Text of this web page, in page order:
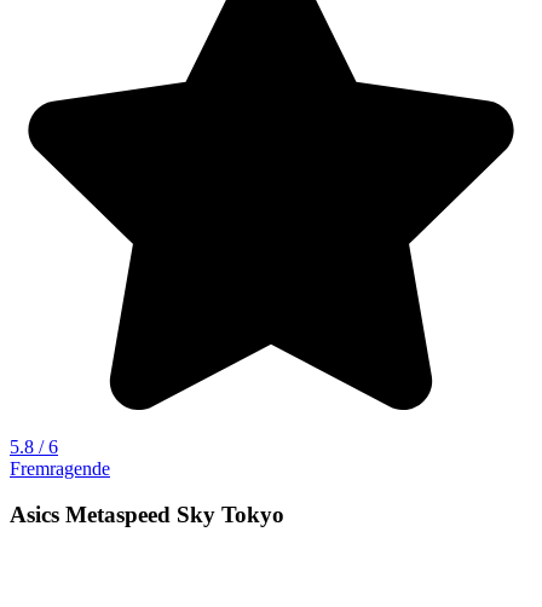
5.8 / 6
Fremragende
Asics Metaspeed Sky Tokyo